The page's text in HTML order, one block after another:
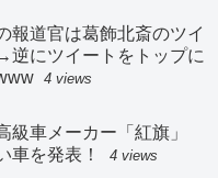
報道官は葛飾北斎のツイ
逆にツイートをトップに
4 views
級車メーカー「紅旗」
車を発表！
4 views